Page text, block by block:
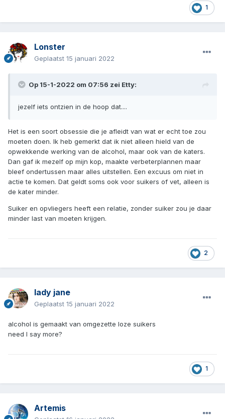
1
Lonster
Geplaatst 15 januari 2022
Op 15-1-2022 om 07:56 zei Etty:
jezelf iets ontzien in de hoop dat....
Het is een soort obsessie die je afleidt van wat er echt toe zou
moeten doen. Ik heb gemerkt dat ik niet alleen hield van de
opwekkende werking van de alcohol, maar ook van de katers.
Dan gaf ik mezelf op mijn kop, maakte verbeterplannen maar
bleef ondertussen maar alles uitstellen. Een excuus om niet in
actie te komen. Dat geldt soms ook voor suikers of vet, alleen is
de kater minder.
Suiker en opvliegers heeft een relatie, zonder suiker zou je daar
minder last van moeten krijgen.
2
lady jane
Geplaatst 15 januari 2022
alcohol is gemaakt van omgezette loze suikers
need I say more?
1
Artemis